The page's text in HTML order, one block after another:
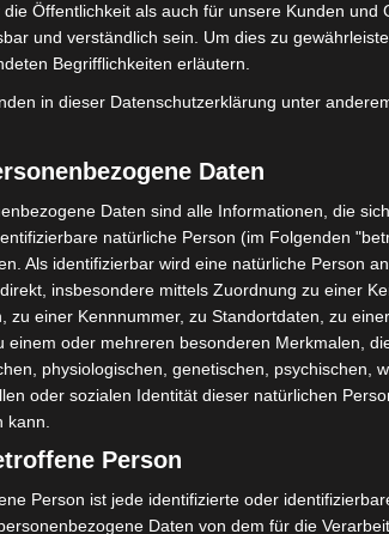
das Becken. Kurz darauf gelang es
Kescher einzufangen. Alle elf Küken
eines Baches wieder ausgesetzt. Wenige
und nahm ihre Jungtiere wieder in
werden.
Tierrettung der Ortsfeuerwehr
Stadtbrandmeister sowie der
in Lehrte
Stadtgebiet. Um 11:37 Uhr wurde die
alarmiert. Dort musste ein
eines Wohnhauses gerettet werden.
Rettung des Patienten über das
die Öffentlichkeit als auch für unsere Kunden und
und verständlich sein. Um dies zu
Begrifflichkeiten erläutern.
in dieser Datenschutzerklärung unter
Daten
Daten sind alle Informationen, die
natürliche Person (im Folgenden
Als identifizierbar wird eine natürliche Person
insbesondere mittels Zuordnung zu einer
zu einer Kennnummer, zu Standortdaten, zu
einem oder mehreren besonderen Merkmalen,
physiologischen, genetischen, psychischen,
oder sozialen Identität dieser natürlichen
kann.
Person
Person ist jede identifizierte oder
Daten von dem für die